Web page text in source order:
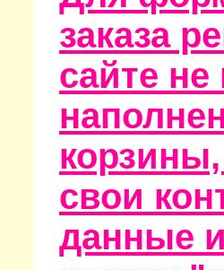
заказа
сайте
свои
данные